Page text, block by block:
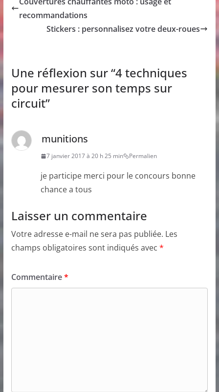
recommandations
Stickers : personnalisez votre deux-roues
Une réflexion sur “4 techniques
pour mesurer son temps sur
circuit”
munitions
7 janvier 2017 à 20 h 25 min Permalien
je participe merci pour le concours bonne
chance a tous
Laisser un commentaire
Votre adresse e-mail ne sera pas publiée. Les
champs obligatoires sont indiqués avec *
Commentaire*